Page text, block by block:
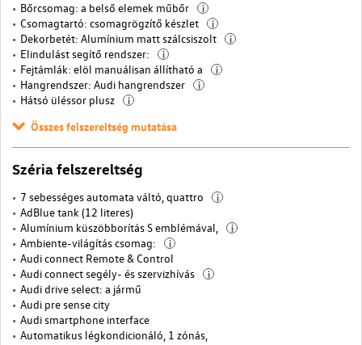
Bőrcsomag: a belső elemek műbőr i
Csomagtartó: csomagrögzítő készlet i
Dekorbetét: Alumínium matt szálcsiszolt i
Elindulást segítő rendszer: i
Fejtámlák: elöl manuálisan állítható a i
Hangrendszer: Audi hangrendszer i
Hátsó üléssor plusz i
Összes felszereltség mutatása
Széria felszereltség
7 sebességes automata váltó, quattro i
AdBlue tank (12 literes)
Alumínium küszöbborítás S emblémával,
i
Ambiente-világítás csomag: i
Audi connect Remote & Control
Audi connect segély- és szervizhívás
i
Audi drive select: a jármű
Audi pre sense city
Audi smartphone interface
Automatikus légkondicionáló, 1 zónás,